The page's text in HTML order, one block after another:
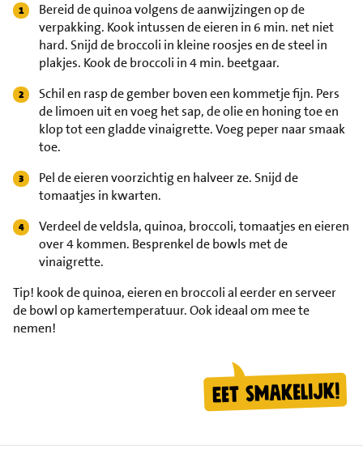
Bereid de quinoa volgens de aanwijzingen op de
verpakking. Kook intussen de eieren in 6 min. net niet
hard. Snijd de broccoli in kleine roosjes en de steel in
plakjes. Kook de broccoli in 4 min. beetgaar.
Schil en rasp de gember boven een kommetje fijn. Pers
de limoen uit en voeg het sap, de olie en honing toe en
klop tot een gladde vinaigrette. Voeg peper naar smaak
toe.
Pel de eieren voorzichtig en halveer ze. Snijd de
tomaatjes in kwarten.
Verdeel de veldsla, quinoa, broccoli, tomaatjes en eieren
over 4 kommen. Besprenkel de bowls met de
vinaigrette.
Tip! kook de quinoa, eieren en broccoli al eerder en serveer
de bowl op kamertemperatuur. Ook ideaal om mee te
nemen!